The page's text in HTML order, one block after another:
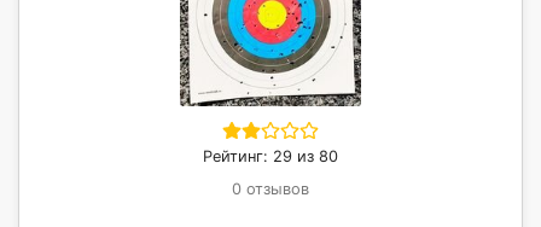
Рейтинг: 29 из 80
0 отзывов